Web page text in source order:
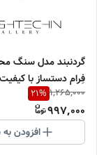
گردنبند مدل سنگ
فِرام دستساز با کیفیت
1,265,000
21%
997,000
افزودن